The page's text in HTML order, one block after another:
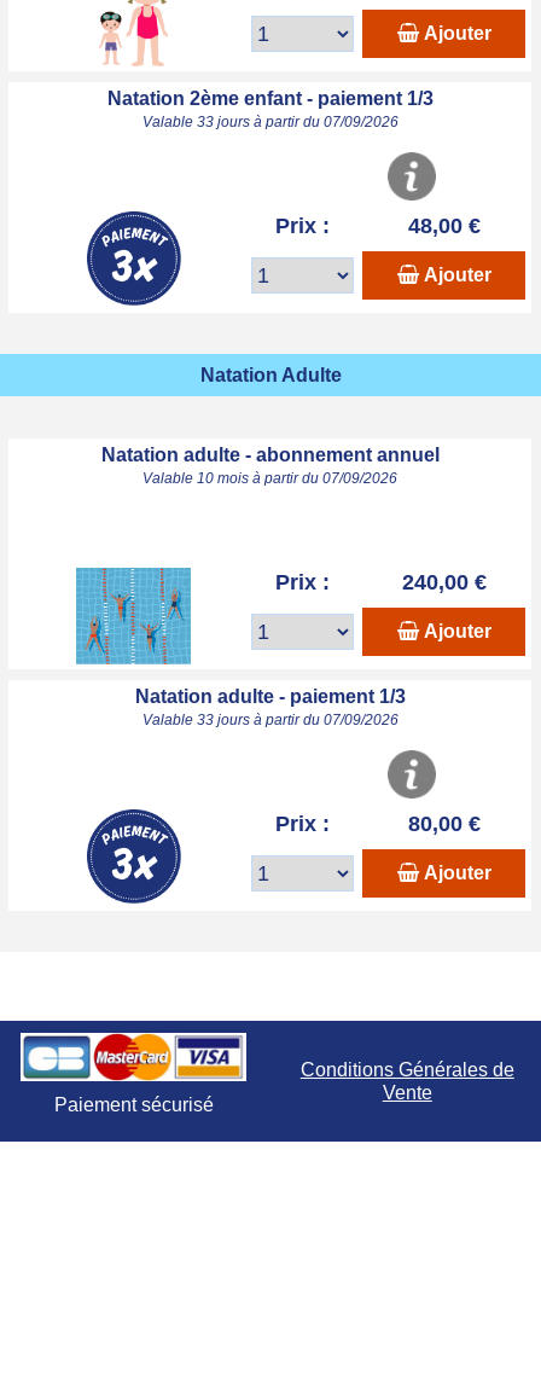
Ajouter
Natation 2ème enfant - paiement 1/3
Valable 33 jours à partir du 07/09/2026
Prix : 48,00 €
Ajouter
Natation Adulte
Natation adulte - abonnement annuel
Valable 10 mois à partir du 07/09/2026
Prix : 240,00 €
Ajouter
Natation adulte - paiement 1/3
Valable 33 jours à partir du 07/09/2026
Prix : 80,00 €
Ajouter
Paiement sécurisé
Conditions Générales de
Vente